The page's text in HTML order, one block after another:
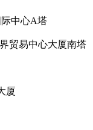
际中心A塔
贸易中心大厦南塔
厦